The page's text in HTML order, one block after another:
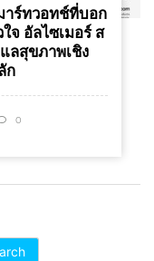
าร์ทวอทช์ที่บอก
จ อัลไซเมอร์ ส
ลสุขภาพเชิง
ก
0